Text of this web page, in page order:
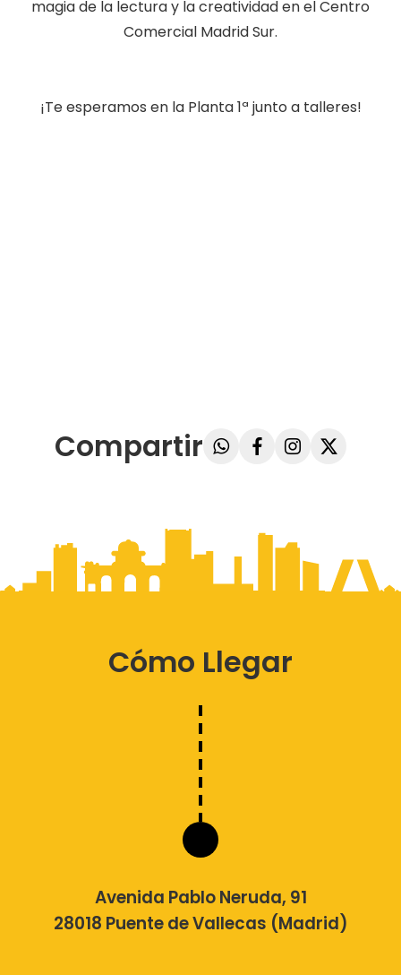
magia de la lectura y la creatividad en el Centro
Comercial Madrid Sur.
¡Te esperamos en la Planta 1ª junto a talleres!
Compartir
Cómo Llegar
Avenida Pablo Neruda, 91
28018 Puente de Vallecas (Madrid)